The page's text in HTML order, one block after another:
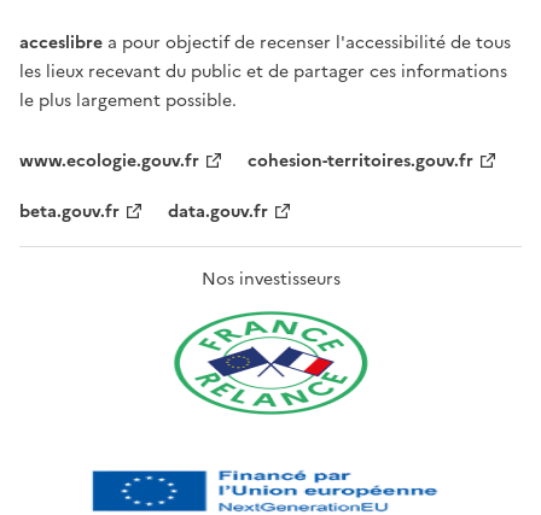
acceslibre a pour objectif de recenser l'accessibilité de tous
les lieux recevant du public et de partager ces informations
le plus largement possible.
www.ecologie.gouv.fr
cohesion-territoires.gouv.fr
beta.gouv.fr
data.gouv.fr
Nos investisseurs